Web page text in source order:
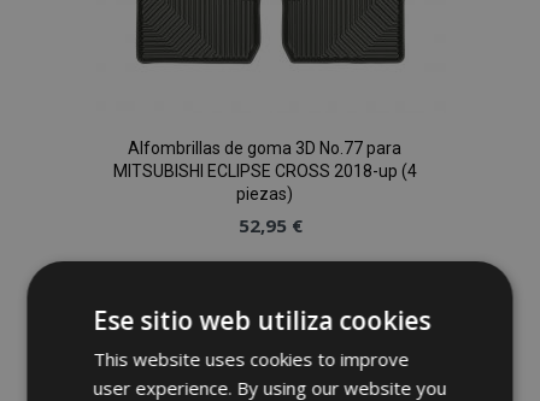
Alfombrillas de goma 3D No.77 para
MITSUBISHI ECLIPSE CROSS 2018-up (4
piezas)
52,95 €
Añadir
a la
Ese sitio web utiliza cookies
This website uses cookies to improve
user experience. By using our website you